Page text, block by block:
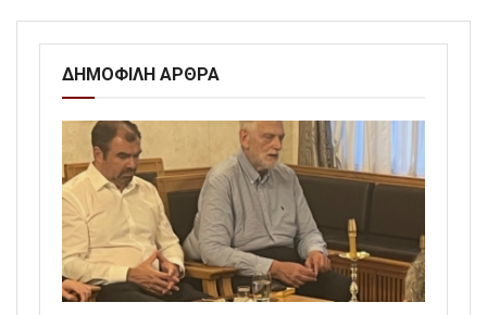
ΔΗΜΟΦΙΛΗ ΑΡΘΡΑ